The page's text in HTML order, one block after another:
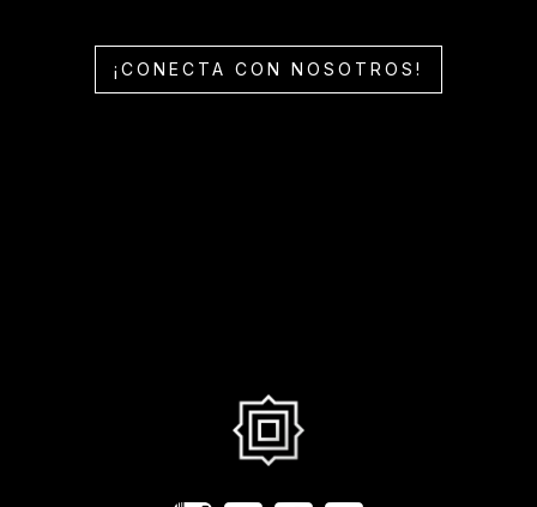
¡CONECTA CON NOSOTROS!